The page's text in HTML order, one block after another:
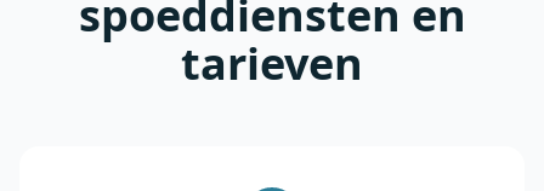
spoeddiensten en
tarieven